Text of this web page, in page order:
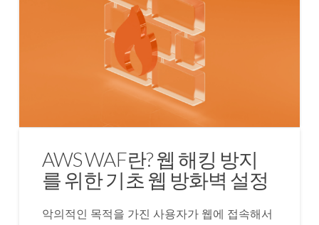
AWS WAF란? 웹 해킹 방지
를 위한 기초 웹 방화벽 설정
악의적인 목적을 가진 사용자가 웹에 접속해서